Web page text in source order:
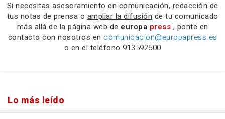
Si necesitas asesoramiento en comunicación, redacción de
tus notas de prensa o ampliar la difusión de tu comunicado
más allá de la página web de europa press , ponte en
contacto con nosotros en comunicacion@europapress.es
o en el teléfono 913592600
Lo más leído